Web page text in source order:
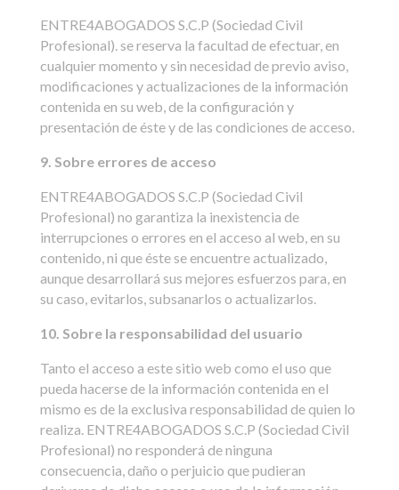
ENTRE4ABOGADOS S.C.P (Sociedad Civil
Profesional). se reserva la facultad de efectuar, en
cualquier momento y sin necesidad de previo aviso,
modificaciones y actualizaciones de la información
contenida en su web, de la configuración y
presentación de éste y de las condiciones de acceso.
9. Sobre errores de acceso
ENTRE4ABOGADOS S.C.P (Sociedad Civil
Profesional) no garantiza la inexistencia de
interrupciones o errores en el acceso al web, en su
contenido, ni que éste se encuentre actualizado,
aunque desarrollará sus mejores esfuerzos para, en
su caso, evitarlos, subsanarlos o actualizarlos.
10. Sobre la responsabilidad del usuario
Tanto el acceso a este sitio web como el uso que
pueda hacerse de la información contenida en el
mismo es de la exclusiva responsabilidad de quien lo
realiza. ENTRE4ABOGADOS S.C.P (Sociedad Civil
Profesional) no responderá de ninguna
consecuencia, daño o perjuicio que pudieran